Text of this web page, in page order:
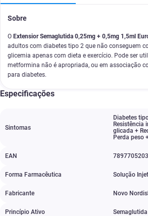
Sobre
O Extensior Semaglutida 0,25mg + 0,5mg 1,5ml
adultos com diabetes tipo 2 que não conseguem
glicemia apenas com dieta e exercício. Pode ser
metformina não é apropriada, ou em associação
para diabetes.
Especificações
Sintomas
Diabetes
Resistência
glicada +
Perda peso
EAN
Forma Farmacêutica Solução
Fabricante Novo
Princípio Ativo Semaglutida